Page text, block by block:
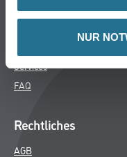
NUR
MPlus
Services
FAQ
Rechtliches
AGB